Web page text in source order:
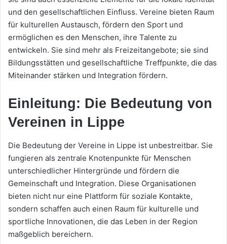
und den gesellschaftlichen Einfluss. Vereine bieten Raum
für kulturellen Austausch, fördern den Sport und
ermöglichen es den Menschen, ihre Talente zu
entwickeln. Sie sind mehr als Freizeitangebote; sie sind
Bildungsstätten und gesellschaftliche Treffpunkte, die das
Miteinander stärken und Integration fördern.
Einleitung: Die Bedeutung von
Vereinen in Lippe
Die Bedeutung der Vereine in Lippe ist unbestreitbar. Sie
fungieren als zentrale Knotenpunkte für Menschen
unterschiedlicher Hintergründe und fördern die
Gemeinschaft und Integration. Diese Organisationen
bieten nicht nur eine Plattform für soziale Kontakte,
sondern schaffen auch einen Raum für kulturelle und
sportliche Innovationen, die das Leben in der Region
maßgeblich bereichern.